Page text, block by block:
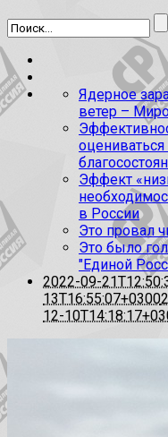
Ядерное
ветер –
оцениваться
Эффект
в России
Это провал
Это было
"Единой
2022-09-
13T16:55:07+0300
12-